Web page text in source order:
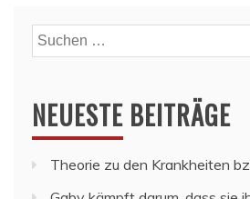
Suchen
nach:
NEUESTE BEITRÄGE
Theorie zu den Krankheiten